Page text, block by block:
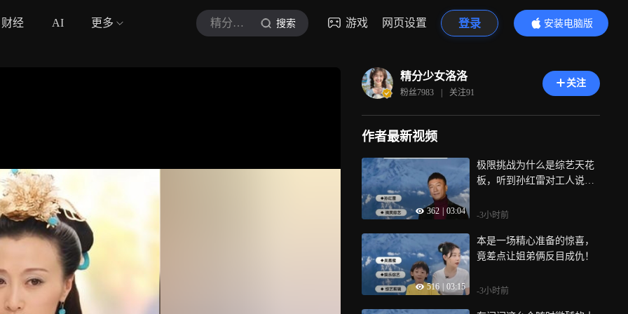
财经 AI 更多 精分少女洛洛 搜索 游戏 网页设置 登录
安装电脑版
内容更精彩
精分少女洛洛
粉丝7983 | 关注91
关注
作者最新视频
362 03:04
极限挑战为什么是综艺天花
板，听到孙红雷对工人说的
-3小时前
516 03:15
本是一场精心准备的惊喜，
竟差点让姐弟俩反目成仇！
-3小时前